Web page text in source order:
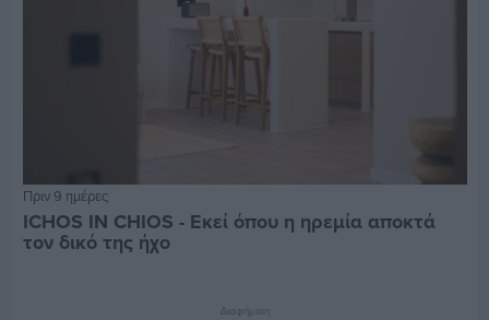
Πριν 9 ημέρες
ICHOS IN CHIOS - Εκεί όπου η ηρεμία αποκτά
τον δικό της ήχο
Διαφήμιση